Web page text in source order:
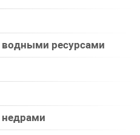
водными ресурсами
недрами